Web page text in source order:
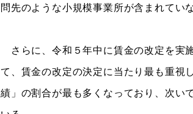
問先のような小規模事業所が含まれてい
さらに、令和５年中に賃金の改定を実
て、賃金の改定の決定に当たり最も重視
績」の割合が最も多くなっており、次い